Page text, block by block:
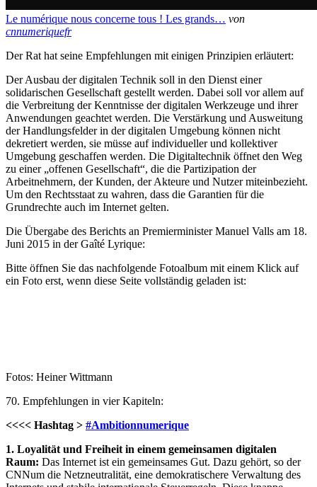
Le numérique nous concerne tous ! Les grands… von
cnnumeriquefr
Der Rat hat seine Empfehlungen mit einigen Prinzipien erläutert:
Der Ausbau der digitalen Technik soll in den Dienst einer
solidarischen Gesellschaft gestellt werden. Dabei soll vor allem auf
die Verbreitung der Kenntnisse der digitalen Werkzeuge und ihrer
Anwendungen geachtet werden. Die Verstärkung und Ausweitung
der Handlungsfelder in der digitalen Umgebung können nicht
dekretiert werden, sie müsse auf individueller und kollektiver
Umgebung geschaffen werden. Die Digitaltechnik öffnet den Weg
zu einer „offenen Gesellschaft“, die die Partizipation der
Arbeitnehmern, der Kunden, der Akteure und Nutzer miteinbezieht.
Um den Rechtsstaat zu wahren, dass die Garantien für die
Grundrechte auch im Internet gelten.
Die Übergabe des Berichts an Premierminister Manuel Valls am 18.
Juni 2015 in der Gaîté Lyrique:
Bitte öffnen Sie das nachfolgende Fotoalbum mit einem Klick auf
ein Foto erst, wenn diese Seite vollständig geladen ist:
Fotos: Heiner Wittmann
70. Empfehlungen in vier Kapiteln:
<<<< Hashtag > #Ambitionnumerique
1. Loyalität und Freiheit in einem gemeinsamen digitalen
Raum: Das Internet ist ein gemeinsames Gut. Dazu gehört, so der
CNNum die Netzneutralität, eine demokratischere Verwaltung des